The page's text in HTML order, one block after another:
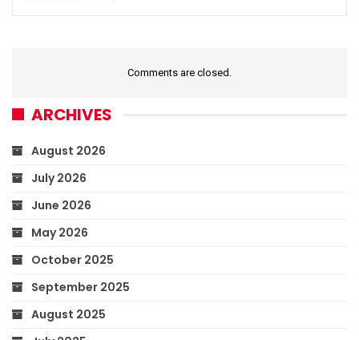
Comments are closed.
ARCHIVES
August 2026
July 2026
June 2026
May 2026
October 2025
September 2025
August 2025